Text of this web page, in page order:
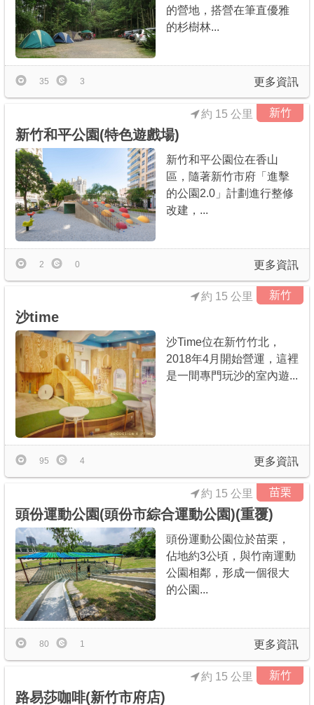
的營地，搭營在筆直優雅
的杉樹林...
更多資訊
35 3
新竹
新竹和平公園(特色遊戲場)
約 15 公里
新竹和平公園位在香山
區，隨著新竹市府「進擊
的公園2.0」計劃進行整修
改建，...
更多資訊
2 0
新竹
沙time
約 15 公里
沙Time位在新竹竹北，
2018年4月開始營運，這裡
是一間專門玩沙的室內遊...
更多資訊
95 4
苗栗
頭份運動公園(頭份市綜合運動公園)(重覆)
約 15 公里
頭份運動公園位於苗栗，
佔地約3公頃，與竹南運動
公園相鄰，形成一個很大
的公園...
更多資訊
80 1
新竹
路易莎咖啡(新竹市府店)
約 15 公里